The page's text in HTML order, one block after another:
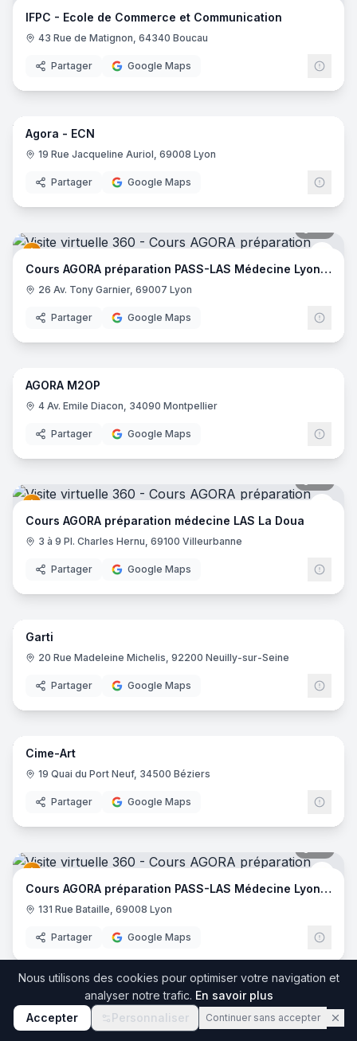
IFPC - Ecole de Commerce et Communication
43 Rue de Matignon, 64340 Boucau
Partager Google Maps
32
Agora - ECN
19 Rue Jacqueline Auriol, 69008 Lyon
Partager Google Maps
Cours AGORA préparation PASS-LAS Médecine Lyon SUD
26 Av. Tony Garnier, 69007 Lyon
Partager Google Maps
18
AGORA M2OP
4 Av. Emile Diacon, 34090 Montpellier
Partager Google Maps
Cours AGORA préparation médecine LAS La Doua
3 à 9 Pl. Charles Hernu, 69100 Villeurbanne
Partager Google Maps
16
Garti
20 Rue Madeleine Michelis, 92200 Neuilly-sur-Seine
Partager Google Maps
25
Cime-Art
19 Quai du Port Neuf, 34500 Béziers
Partager Google Maps
Cours AGORA préparation PASS-LAS Médecine Lyon EST
131 Rue Bataille, 69008 Lyon
Partager Google Maps
Agora - Paces
131 Rue Bataille, 69008 Lyon
Nous utilisons des cookies pour optimiser votre navigation et
analyser notre trafic. En savoir plus
Accepter
Personnaliser Continuer sans accepter